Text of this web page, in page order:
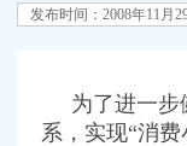
发布时间：2008年11月
为了进一步
系，实现“消